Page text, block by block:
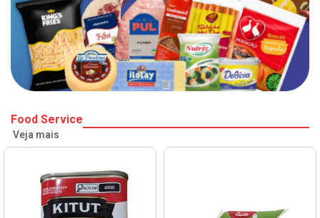
Food Service
Veja mais